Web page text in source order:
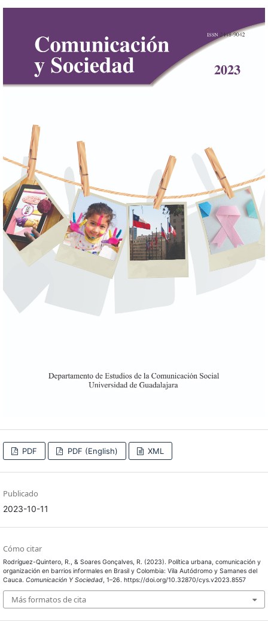
PDF PDF (English) XML
Publicado
2023-10-11
Cómo citar
Rodríguez-Quintero, R., & Soares Gonçalves, R. (2023). Política urbana, comunicación y
organización en barrios informales en Brasil y Colombia: Vila Autódromo y Samanes del
Cauca. Comunicación Y Sociedad, 1–26. https://doi.org/10.32870/cys.v2023.8557
Más formatos de cita